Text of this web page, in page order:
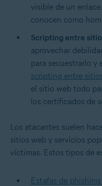
visible de un
conocen como
Scripting entre
aprovechar
para secuestrarlo y
scripting entre
el sitio web todo
los certificados de
Los atacantes suelen
sitios web y servicios
víctimas. Estos tipos de
Estafas de